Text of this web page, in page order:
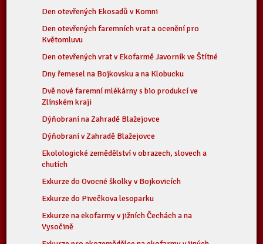
Den otevřených Ekosadů v Komni
Den otevřených faremních vrat a ocenění pro
Květomluvu
Den otevřených vrat v Ekofarmě Javorník ve Štítné
Dny řemesel na Bojkovsku a na Klobucku
Dvě nové faremní mlékárny s bio produkcí ve
Zlínském kraji
Dýňobraní na Zahradě Blažejovce
Dýňobraní v Zahradě Blažejovce
Ekolologické zemědělství v obrazech, slovech a
chutích
Exkurze do Ovocné školky v Bojkovicích
Exkurze do Pivečkova lesoparku
Exkurze na ekofarmy v jižních Čechách a na
Vysočině